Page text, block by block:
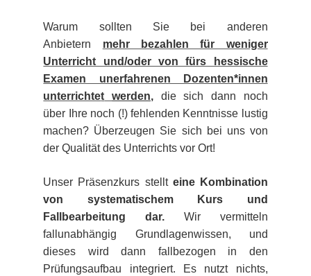
Warum sollten Sie bei anderen
Anbietern mehr bezahlen für weniger
Unterricht und/oder von fürs hessische
Examen unerfahrenen Dozenten*innen
unterrichtet werden, die sich dann noch
über Ihre noch (!) fehlenden Kenntnisse lustig
machen? Überzeugen Sie sich bei uns von
der Qualität des Unterrichts vor Ort!
Unser Präsenzkurs stellt eine Kombination
von systematischem Kurs und
Fallbearbeitung dar. Wir vermitteln
fallunabhängig Grundlagenwissen, und
dieses wird dann fallbezogen in den
Prüfungsaufbau integriert. Es nutzt nichts,
Hamburg
Hannover
Heidelberg
Konstanz